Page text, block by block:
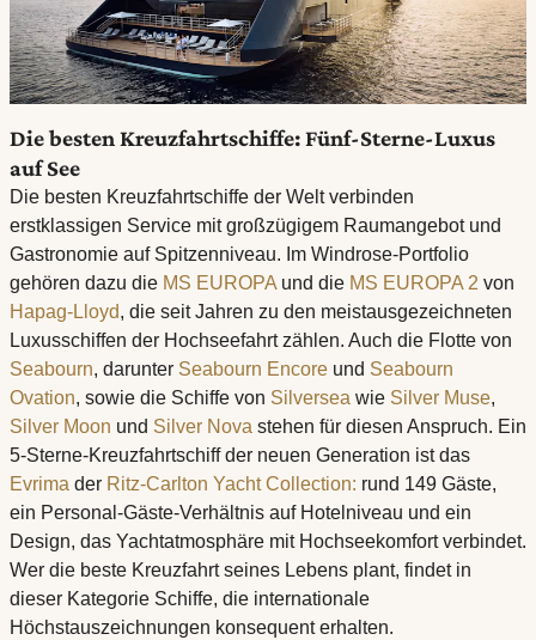
Die besten Kreuzfahrtschiffe: Fünf-Sterne-Luxus
auf See
Die besten Kreuzfahrtschiffe der Welt verbinden
erstklassigen Service mit großzügigem Raumangebot und
Gastronomie auf Spitzenniveau. Im Windrose-Portfolio
gehören dazu die MS EUROPA und die MS EUROPA 2 von
Hapag-Lloyd, die seit Jahren zu den meistausgezeichneten
Luxusschiffen der Hochseefahrt zählen. Auch die Flotte von
Seabourn, darunter Seabourn Encore und Seabourn
Ovation, sowie die Schiffe von Silversea wie Silver Muse,
Silver Moon und Silver Nova stehen für diesen Anspruch. Ein
5-Sterne-Kreuzfahrtschiff der neuen Generation ist das
Evrima der Ritz-Carlton Yacht Collection: rund 149 Gäste,
ein Personal-Gäste-Verhältnis auf Hotelniveau und ein
Design, das Yachtatmosphäre mit Hochseekomfort verbindet.
Wer die beste Kreuzfahrt seines Lebens plant, findet in
dieser Kategorie Schiffe, die internationale
Höchstauszeichnungen konsequent erhalten.